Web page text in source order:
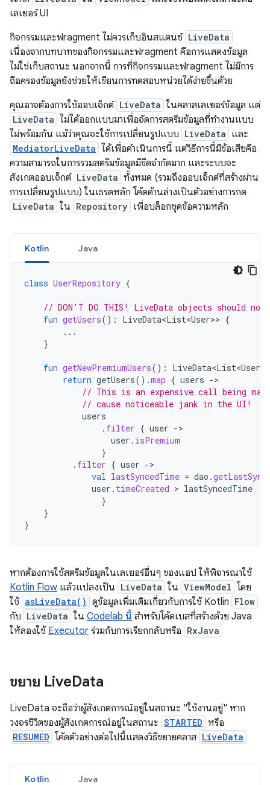
เลเยอร์ UI
กิจกรรมและฟragment ไม่ควรเก็บอินสแตนซ์ LiveData
เนื่องจากบทบาทของกิจกรรมและฟragment คือการแสดงข้อมูล
ไม่ใช่เก็บสถานะ นอกจากนี้ การที่กิจกรรมและฟragment ไม่มีการ
ถือครองข้อมูลยังช่วยให้เขียนการทดสอบหน่วยได้ง่ายขึ้นด้วย
คุณอาจต้องการใช้ออบเจ็กต์ LiveData ในคลาสเลเยอร์ข้อมูล แต่
LiveData ไม่ได้ออกแบบมาเพื่อจัดการสตรีมข้อมูลที่ทำงานแบบ
ไม่พร้อมกัน แม้ว่าคุณจะใช้การเปลี่ยนรูปแบบ LiveData และ
MediatorLiveData ได้เพื่อดำเนินการนี้ แต่วิธีการนี้มีข้อเสียคือ
ความสามารถในการรวมสตรีมข้อมูลมีขีดจํากัดมาก และระบบจะ
สังเกตออบเจ็กต์ LiveData ทั้งหมด (รวมถึงออบเจ็กต์ที่สร้างผ่าน
การเปลี่ยนรูปแบบ) ในเธรดหลัก โค้ดด้านล่างเป็นตัวอย่างการกด
LiveData ใน Repository เพื่อบล็อกชุดข้อความหลัก
Kotlin Java
class UserRepository {
// DON'T DO THIS! LiveData objects should
fun getUsers(): LiveData<List<User>> {
...
}
fun getNewPremiumUsers(): LiveData<List<User>
return getUsers().map { users -
// This is an expensive call being
// cause noticeable jank in the UI!
users
. filter { user -
user . isPremium
}
. filter { user -
val lastSyncedTime = dao .
user . timeCreated > lastSyncedTime
}
}
}
หากต้องการใช้สตรีมข้อมูลในเลเยอร์อื่นๆ ของแอป ให้พิจารณาใช้
Kotlin Flow แล้วแปลงเป็น LiveData ใน ViewModel โดย
ใช้ asLiveData() ดูข้อมูลเพิ่มเติมเกี่ยวกับการใช้ Kotlin Flow
กับ LiveData ใน Codelab นี้ สําหรับโค้ดเบสที่สร้างด้วย Java
ให้ลองใช้ Executor ร่วมกับการเรียกกลับหรือ RxJava
ขยาย LiveData
LiveData จะถือว่าผู้สังเกตการณ์อยู่ในสถานะ "ใช้งานอยู่" หาก
วงจรชีวิตของผู้สังเกตการณ์อยู่ในสถานะ STARTED หรือ
RESUMED โค้ดตัวอย่างต่อไปนี้แสดงวิธีขยายคลาส LiveData
Kotlin Java